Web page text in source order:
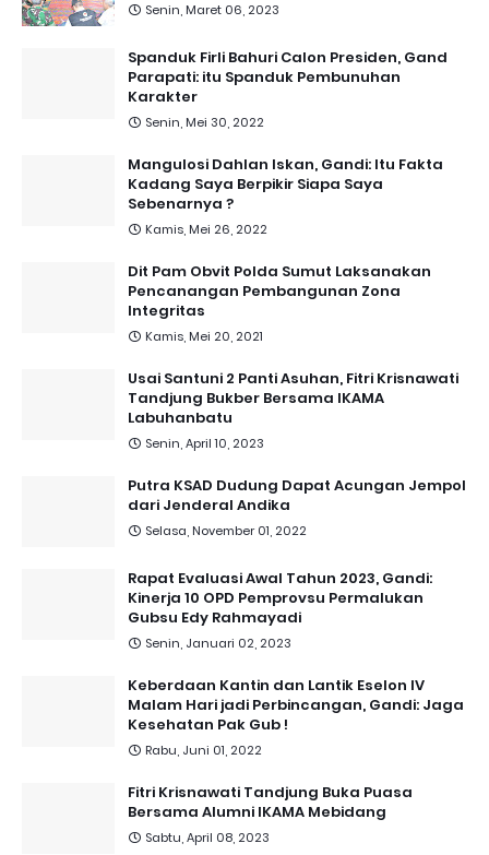
Senin, Maret 06, 2023
Spanduk Firli Bahuri Calon Presiden, Gand
Parapati: itu Spanduk Pembunuhan
Karakter
Senin, Mei 30, 2022
Mangulosi Dahlan Iskan, Gandi: Itu Fakta
Kadang Saya Berpikir Siapa Saya
Sebenarnya ?
Kamis, Mei 26, 2022
Dit Pam Obvit Polda Sumut Laksanakan
Pencanangan Pembangunan Zona
Integritas
Kamis, Mei 20, 2021
Usai Santuni 2 Panti Asuhan, Fitri Krisnawati
Tandjung Bukber Bersama IKAMA
Labuhanbatu
Senin, April 10, 2023
Putra KSAD Dudung Dapat Acungan Jempol
dari Jenderal Andika
Selasa, November 01, 2022
Rapat Evaluasi Awal Tahun 2023, Gandi:
Kinerja 10 OPD Pemprovsu Permalukan
Gubsu Edy Rahmayadi
Senin, Januari 02, 2023
Keberdaan Kantin dan Lantik Eselon IV
Malam Hari jadi Perbincangan, Gandi: Jaga
Kesehatan Pak Gub !
Rabu, Juni 01, 2022
Fitri Krisnawati Tandjung Buka Puasa
Bersama Alumni IKAMA Mebidang
Sabtu, April 08, 2023